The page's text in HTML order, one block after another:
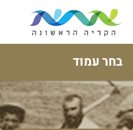
בחר עמוד